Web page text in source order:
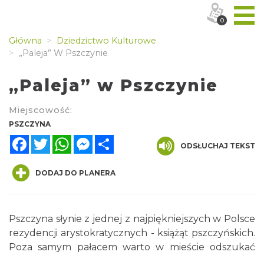
Główna
Dziedzictwo Kulturowe
„Paleja” W Pszczynie
„Paleja” w Pszczynie
Miejscowość:
PSZCZYNA
FacebookTwitterWhatsAppMessenger
ODSŁUCHAJ TEKST
DODAJ DO PLANERA
Pszczyna słynie z jednej z najpiękniejszych w Polsce
rezydencji arystokratycznych - książąt pszczyńskich.
Poza samym pałacem warto w mieście odszukać
0